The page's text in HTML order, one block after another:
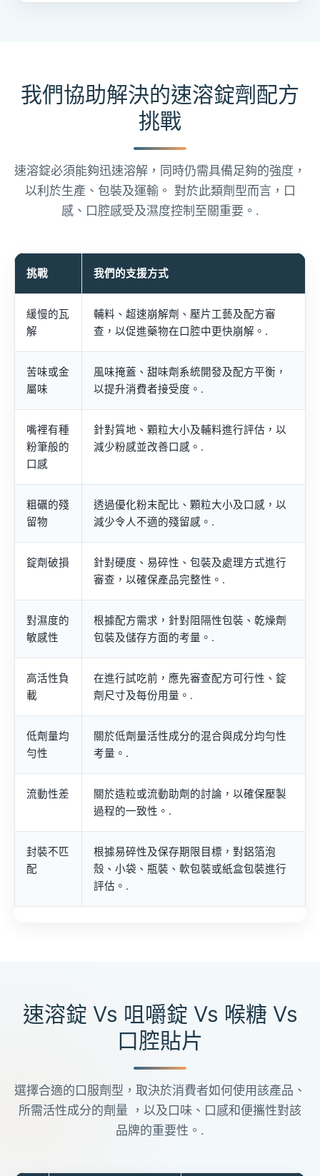
我們協助解決的速溶錠劑配方
挑戰
速溶錠必須能夠迅速溶解，同時仍需具備足夠的強度，
以利於生產、包裝及運輸。 對於此類劑型而言，口
感、口腔感受及濕度控制至關重要。.
挑戰 我們的支援方式
緩慢的瓦
解
輔料、超速崩解劑、壓片工藝及配方審
查，以促進藥物在口腔中更快崩解。.
苦味或金
屬味
風味掩蓋、甜味劑系統開發及配方平衡，
以提升消費者接受度。.
嘴裡有種
粉筆般的
口感
針對質地、顆粒大小及輔料進行評估，以
減少粉感並改善口感。.
粗礪的殘
留物
透過優化粉末配比、顆粒大小及口感，以
減少令人不適的殘留感。.
錠劑破損
針對硬度、易碎性、包裝及處理方式進行
審查，以確保產品完整性。.
對濕度的
敏感性
根據配方需求，針對阻隔性包裝、乾燥劑
包裝及儲存方面的考量。.
高活性負
載
在進行試吃前，應先審查配方可行性、錠
劑尺寸及每份用量。.
低劑量均
勻性
關於低劑量活性成分的混合與成分均勻性
考量。.
流動性差
關於造粒或流動助劑的討論，以確保壓製
過程的一致性。.
封裝不匹
配
根據易碎性及保存期限目標，對鋁箔泡
殼、小袋、瓶裝、軟包裝或紙盒包裝進行
評估。.
速溶錠 Vs 咀嚼錠 Vs 喉糖 Vs
口腔貼片
選擇合適的口服劑型，取決於消費者如何使用該產品、
所需活性成分的劑量 ，以及口味、口感和便攜性對該
品牌的重要性。.